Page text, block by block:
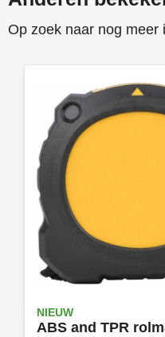
Op zoek naar nog meer
NIEUW
ABS and TPR